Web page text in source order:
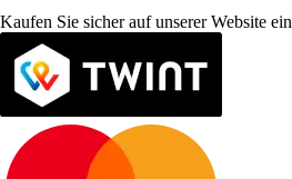
Kaufen Sie sicher auf unserer Website ein